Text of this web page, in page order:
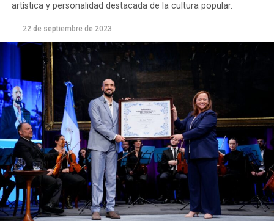
artística y personalidad destacada de la cultura popular.
22 de septiembre de 2023